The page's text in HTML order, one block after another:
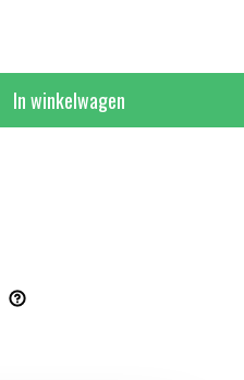
In winkelwagen